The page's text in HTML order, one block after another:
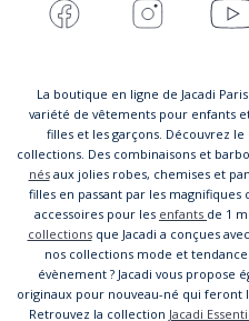
La boutique en ligne de Jacadi
variété de vêtements pour enfants
filles et les garçons. Découvrez
collections. Des combinaisons et
nésaux jolies robes, chemises et
filles en passant par les magnifiques
accessoires pour les enfants de 1
collectionsque Jacadi a conçues
nos collections mode et
évènement ? Jacadi vous propose
originaux pour nouveau-né qui feront
Retrouvez la collection Jacadi